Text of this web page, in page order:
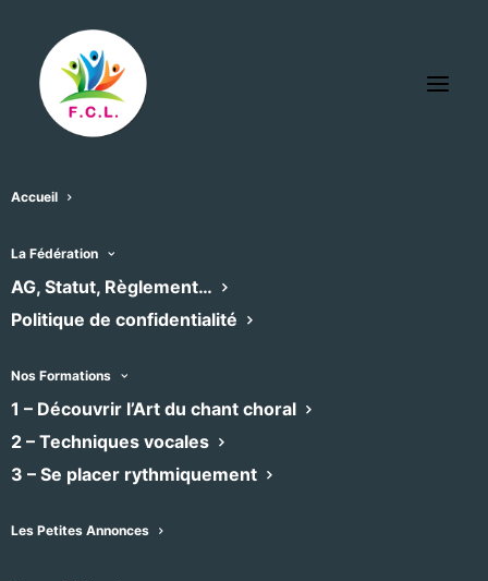
Accueil
La Fédération
AG, Statut, Règlement…
Politique de confidentialité
Nos Formations
1 – Découvrir l’Art du chant choral
2 – Techniques vocales
3 – Se placer rythmiquement
Les Petites Annonces
Festival MusicaSète
Évènements dans ce organisateur
À venir
Sélectionnez
uneÉvènements